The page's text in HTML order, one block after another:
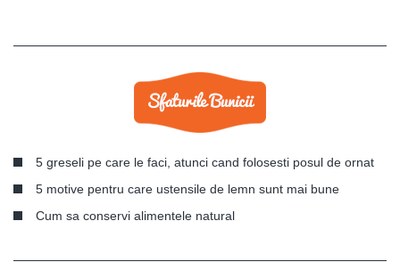
5 greseli pe care le faci, atunci cand folosesti posul de ornat
5 motive pentru care ustensile de lemn sunt mai bune
Cum sa conservi alimentele natural